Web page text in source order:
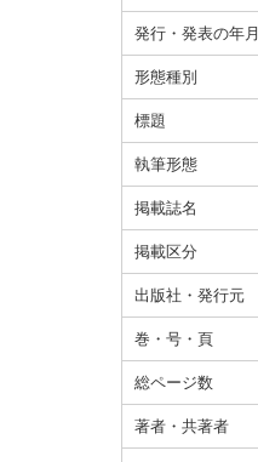
発行・発表の年月
形態種別
標題
執筆形態
掲載誌名
掲載区分
出版社・発行元
巻・号・頁
総ページ数
著者・共著者